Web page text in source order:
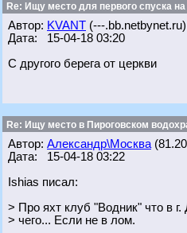
Re: Ищу место для первого спуска
Автор: KVANT (---.bb.netbynet.ru)
Дата: 15-04-18 03:20
С другого берега от церкви
Re: Ищу место в Пироговском
Автор: Александр\Москва
Дата: 15-04-18 03:22
Ishias писал:
> Про яхт клуб "Водник" что в
> чего... Если не в лом.